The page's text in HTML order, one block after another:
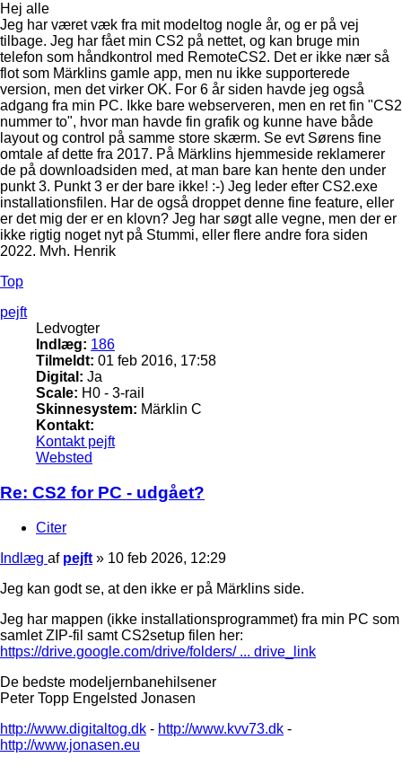
Hej alle
Jeg har været væk fra mit modeltog nogle år, og er på vej
tilbage. Jeg har fået min CS2 på nettet, og kan bruge min
telefon som håndkontrol med RemoteCS2. Det er ikke nær så
flot som Märklins gamle app, men nu ikke supporterede
version, men det virker OK. For 6 år siden havde jeg også
adgang fra min PC. Ikke bare webserveren, men en ret fin "CS2
nummer to", hvor man havde fin grafik og kunne have både
layout og control på samme store skærm. Se evt Sørens fine
omtale af dette fra 2017. På Märklins hjemmeside reklamerer
de på downloadsiden med, at man bare kan hente den under
punkt 3. Punkt 3 er der bare ikke! :-) Jeg leder efter CS2.exe
installationsfilen. Har de også droppet denne fine feature, eller
er det mig der er en klovn? Jeg har søgt alle vegne, men der er
ikke rigtig noget nyt på Stummi, eller flere andre fora siden
2022. Mvh. Henrik
Top
pejft
Ledvogter
Indlæg: 186
Tilmeldt: 01 feb 2016, 17:58
Digital: Ja
Scale: H0 - 3-rail
Skinnesystem: Märklin C
Kontakt:
Kontakt pejft
Websted
Re: CS2 for PC - udgået?
Citer
Indlæg af pejft » 10 feb 2026, 12:29
Jeg kan godt se, at den ikke er på Märklins side.
Jeg har mappen (ikke installationsprogrammet) fra min PC som
samlet ZIP-fil samt CS2setup filen her:
https://drive.google.com/drive/folders/ ... drive_link
De bedste modeljernbanehilsener
Peter Topp Engelsted Jonasen
http://www.digitaltog.dk - http://www.kvv73.dk -
http://www.jonasen.eu